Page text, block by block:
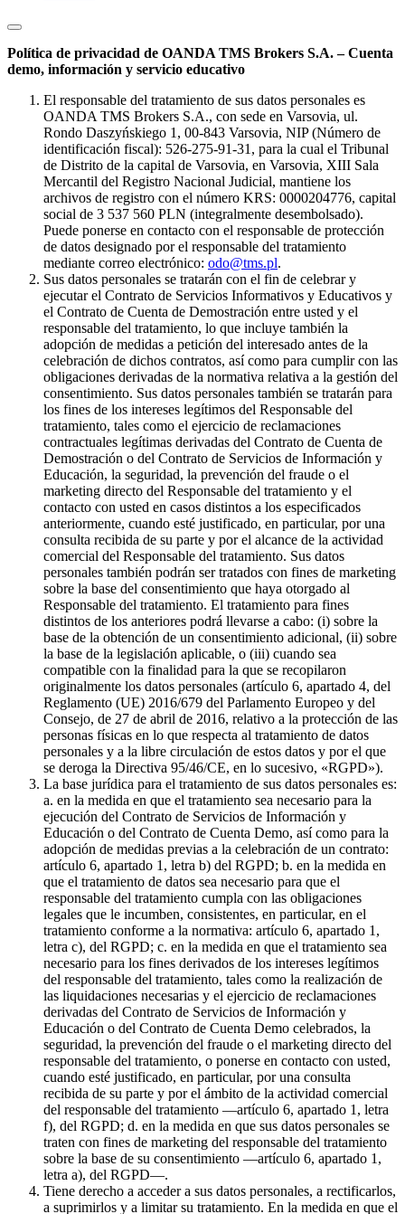
Política de privacidad de OANDA TMS Brokers S.A. – Cuenta
demo, información y servicio educativo
El responsable del tratamiento de sus datos personales es
OANDA TMS Brokers S.A., con sede en Varsovia, ul.
Rondo Daszyńskiego 1, 00-843 Varsovia, NIP (Número de
identificación fiscal): 526-275-91-31, para la cual el Tribunal
de Distrito de la capital de Varsovia, en Varsovia, XIII Sala
Mercantil del Registro Nacional Judicial, mantiene los
archivos de registro con el número KRS: 0000204776, capital
social de 3 537 560 PLN (integralmente desembolsado).
Puede ponerse en contacto con el responsable de protección
de datos designado por el responsable del tratamiento
mediante correo electrónico: odo@tms.pl.
Sus datos personales se tratarán con el fin de celebrar y
ejecutar el Contrato de Servicios Informativos y Educativos y
el Contrato de Cuenta de Demostración entre usted y el
responsable del tratamiento, lo que incluye también la
adopción de medidas a petición del interesado antes de la
celebración de dichos contratos, así como para cumplir con las
obligaciones derivadas de la normativa relativa a la gestión del
consentimiento. Sus datos personales también se tratarán para
los fines de los intereses legítimos del Responsable del
tratamiento, tales como el ejercicio de reclamaciones
contractuales legítimas derivadas del Contrato de Cuenta de
Demostración o del Contrato de Servicios de Información y
Educación, la seguridad, la prevención del fraude o el
marketing directo del Responsable del tratamiento y el
contacto con usted en casos distintos a los especificados
anteriormente, cuando esté justificado, en particular, por una
consulta recibida de su parte y por el alcance de la actividad
comercial del Responsable del tratamiento. Sus datos
personales también podrán ser tratados con fines de marketing
sobre la base del consentimiento que haya otorgado al
Responsable del tratamiento. El tratamiento para fines
distintos de los anteriores podrá llevarse a cabo: (i) sobre la
base de la obtención de un consentimiento adicional, (ii) sobre
la base de la legislación aplicable, o (iii) cuando sea
compatible con la finalidad para la que se recopilaron
originalmente los datos personales (artículo 6, apartado 4, del
Reglamento (UE) 2016/679 del Parlamento Europeo y del
Consejo, de 27 de abril de 2016, relativo a la protección de las
personas físicas en lo que respecta al tratamiento de datos
personales y a la libre circulación de estos datos y por el que
se deroga la Directiva 95/46/CE, en lo sucesivo, «RGPD»).
La base jurídica para el tratamiento de sus datos personales es:
a. en la medida en que el tratamiento sea necesario para la
ejecución del Contrato de Servicios de Información y
Educación o del Contrato de Cuenta Demo, así como para la
adopción de medidas previas a la celebración de un contrato:
artículo 6, apartado 1, letra b) del RGPD; b. en la medida en
que el tratamiento de datos sea necesario para que el
responsable del tratamiento cumpla con las obligaciones
legales que le incumben, consistentes, en particular, en el
tratamiento conforme a la normativa: artículo 6, apartado 1,
letra c), del RGPD; c. en la medida en que el tratamiento sea
necesario para los fines derivados de los intereses legítimos
del responsable del tratamiento, tales como la realización de
las liquidaciones necesarias y el ejercicio de reclamaciones
derivadas del Contrato de Servicios de Información y
Educación o del Contrato de Cuenta Demo celebrados, la
seguridad, la prevención del fraude o el marketing directo del
responsable del tratamiento, o ponerse en contacto con usted,
cuando esté justificado, en particular, por una consulta
recibida de su parte y por el ámbito de la actividad comercial
del responsable del tratamiento —artículo 6, apartado 1, letra
f), del RGPD; d. en la medida en que sus datos personales se
traten con fines de marketing del responsable del tratamiento
sobre la base de su consentimiento —artículo 6, apartado 1,
letra a), del RGPD—.
Tiene derecho a acceder a sus datos personales, a rectificarlos,
a suprimirlos y a limitar su tratamiento. En la medida en que el